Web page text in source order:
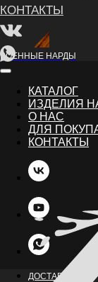
ВОЕННЫЕ НАРДЫ
КАТАЛОГ
ИЗДЕЛИЯ
О НАС
ДЛЯ
КОНТАКТЫ
ДОСТАВКА